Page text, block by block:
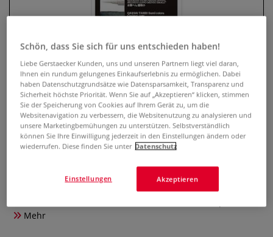
Kuretake ZIG® Illustration
Aquarell Set
0 Bewertungen
Illustrationsset von Kuretake ZIG® mit Fineliner,
Wassertankpinsel, Gansai Tambi Aquarellfarben in Sumi
Mehr
Schön, dass Sie sich für uns entschieden haben!
Liebe Gerstaecker Kunden, uns und unseren Partnern liegt viel daran,
Ihnen ein rundum gelungenes Einkaufserlebnis zu ermöglichen. Dabei
haben Datenschutzgrundsätze wie Datensparsamkeit, Transparenz und
Sicherheit höchste Priorität. Wenn Sie auf „Akzeptieren“ klicken, stimmen
Sie der Speicherung von Cookies auf Ihrem Gerät zu, um die
Websitenavigation zu verbessern, die Websitenutzung zu analysieren und
unsere Marketingbemühungen zu unterstützen. Selbstverständlich
können Sie Ihre Einwilligung jederzeit in den Einstellungen ändern oder
wiederrufen. Diese finden Sie unter Datenschutz
Akzeptieren
Einstellungen